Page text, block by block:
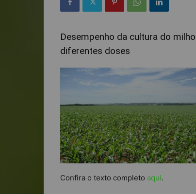
Desempenho da cultura do
diferentes doses
Confira o texto completo aqui.